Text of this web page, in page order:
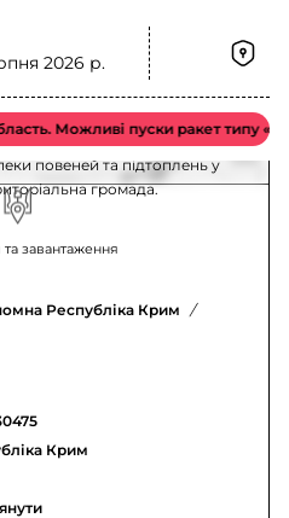
2026 р.
Можливі пуски ракет типу
та підтоплень у
громада –
ситуація
повеней та підтоплень у
громада.
та завантаження
Республіка Крим /
Крим